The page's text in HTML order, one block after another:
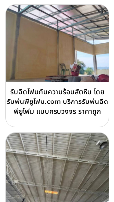
รับฉีดโฟมกันความร้อนสัตหีบ โดย
รับพ่นพียูโฟม.com บริการรับพ่นฉีด
พียูโฟม แบบครบวงจร ราคาถูก